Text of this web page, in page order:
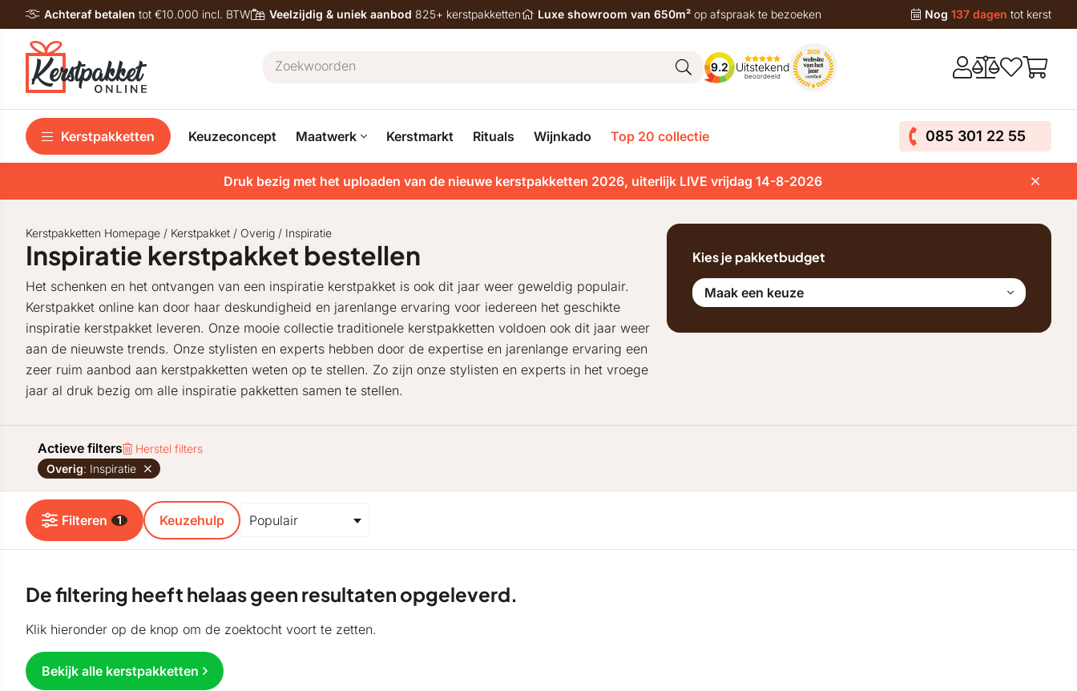
Achteraf betalen tot €10.000 incl. BTW Veelzijdig & uniek aanbod 825+ kerstpakketten Luxe showroom van 650m² op afspraak te bezoeken Nog 137 dagen tot kerst
9.2 Uitstekend
beoordeeld
Kerstpakketten Keuzeconcept Maatwerk Kerstmarkt Rituals Wijnkado Top 20 collectie 085 301 22 55
Druk bezig met het uploaden van de nieuwe kerstpakketten 2026, uiterlijk LIVE vrijdag 14-8-2026
Kerstpakketten Homepage / Kerstpakket / Overig / Inspiratie
Inspiratie kerstpakket bestellen
Het schenken en het ontvangen van een inspiratie kerstpakket is ook dit jaar weer geweldig populair.
Kerstpakket online kan door haar deskundigheid en jarenlange ervaring voor iedereen het geschikte
inspiratie kerstpakket leveren. Onze mooie collectie traditionele kerstpakketten voldoen ook dit jaar weer
aan de nieuwste trends. Onze stylisten en experts hebben door de expertise en jarenlange ervaring een
zeer ruim aanbod aan kerstpakketten weten op te stellen. Zo zijn onze stylisten en experts in het vroege
jaar al druk bezig om alle inspiratie pakketten samen te stellen.
Kies je pakketbudget
Maak een keuze
Actieve filters
Herstel filters
Overig: Inspiratie
Filteren 1 Keuzehulp
De filtering heeft helaas geen resultaten opgeleverd.
Klik hieronder op de knop om de zoektocht voort te zetten.
Bekijk alle kerstpakketten